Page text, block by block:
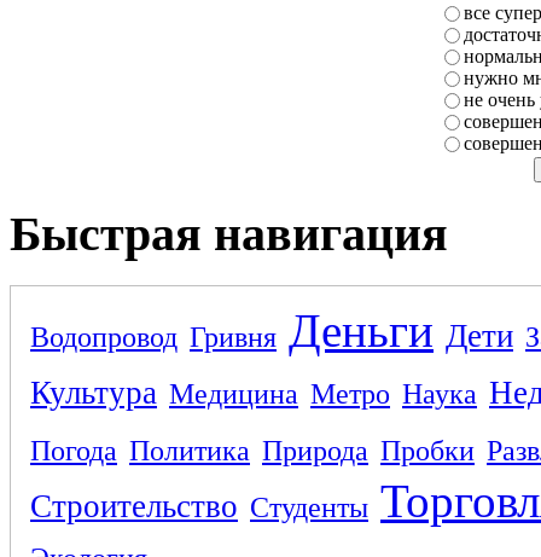
все супер
нужно
не очень
Быстрая навигация
Водопровод Гривня Деньги Дети
Культура Медицина Метро Наука
Погода Политика Природа Пробки
Строительство Студенты